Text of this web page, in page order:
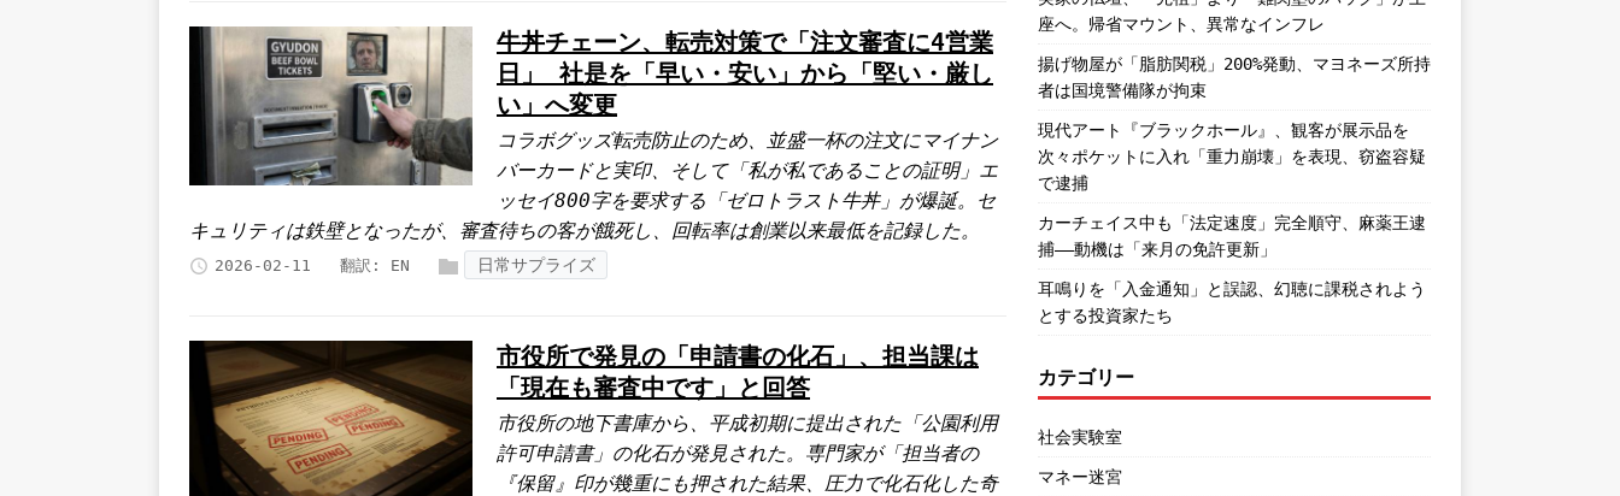
牛丼チェーン、転売対策で「注文審査に4営業
日」 社是を「早い・安い」から「堅い・厳し
い」へ変更
コラボグッズ転売防止のため、並盛一杯の注文にマイナン
バーカードと実印、そして「私が私であることの証明」エ
ッセイ800字を要求する「ゼロトラスト牛丼」が爆誕。セ
キュリティは鉄壁となったが、審査待ちの客が餓死し、回転率は創業以来最低を記録した。
2026-02-11 翻訳: EN 日常サプライズ
市役所で発見の「申請書の化石」、担当課は
「現在も審査中です」と回答
市役所の地下書庫から、平成初期に提出された「公園利用
許可申請書」の化石が発見された。専門家が「担当者の
『保留』印が幾重にも押された結果、圧力で化石化した奇
座へ。帰省マウント、異常なインフレ
揚げ物屋が「脂肪関税」200%発動、マヨネーズ所持
者は国境警備隊が拘束
現代アート『ブラックホール』、観客が展示品を
次々ポケットに入れ「重力崩壊」を表現、窃盗容疑
で逮捕
カーチェイス中も「法定速度」完全順守、麻薬王逮
捕――動機は「来月の免許更新」
耳鳴りを「入金通知」と誤認、幻聴に課税されよう
とする投資家たち
カテゴリー
社会実験室
マネー迷宮